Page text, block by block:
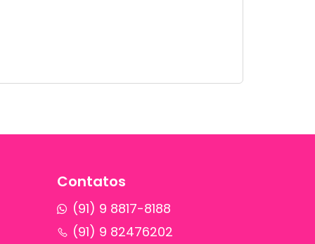
Contatos
(91) 9 8817-8188
(91) 9 82476202